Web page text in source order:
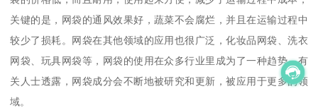
关键的是，网袋的通风效果好，蔬菜不会腐烂，并且在运输过程中
较少了损耗。网袋在其他领域的应用也很广泛，化妆品网袋、洗衣
网袋、玩具网袋等，网袋的使用在众多行业里成为了一种趋势，有
关人士透露，网袋成分会不断地被研究和更新，被应用于更多的领
域。